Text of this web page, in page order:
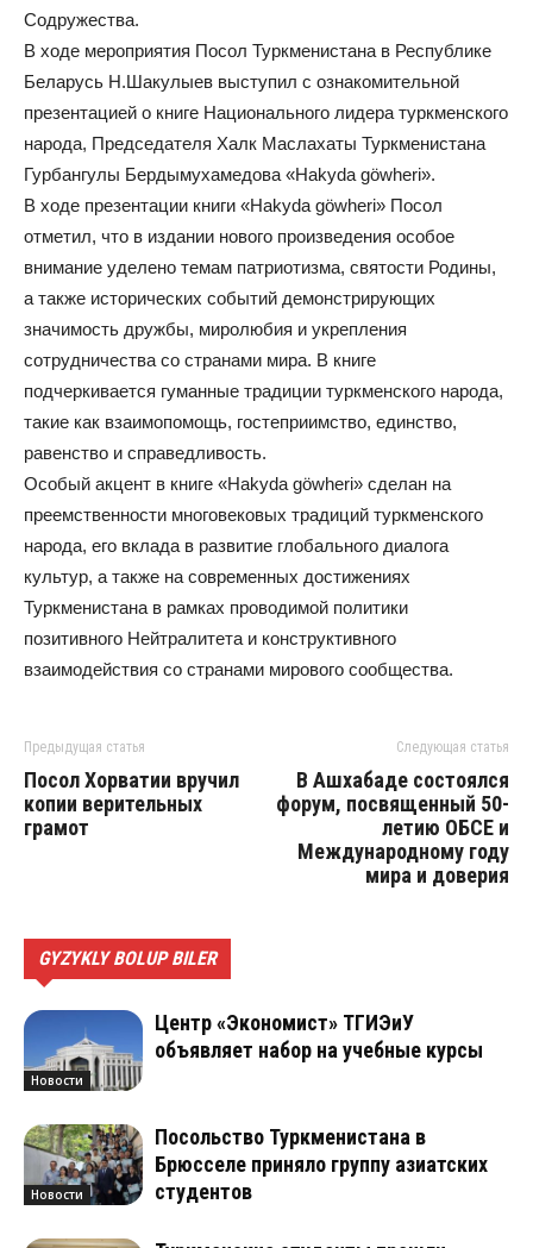
Содружества.
В ходе мероприятия Посол Туркменистана в Республике
Беларусь Н.Шакулыев выступил с ознакомительной
презентацией о книге Национального лидера туркменского
народа, Председателя Халк Маслахаты Туркменистана
Гурбангулы Бердымухамедова «Hakyda göwheri».
В ходе презентации книги «Hakyda göwheri» Посол
отметил, что в издании нового произведения особое
внимание уделено темам патриотизма, святости Родины,
а также исторических событий демонстрирующих
значимость дружбы, миролюбия и укрепления
сотрудничества со странами мира. В книге
подчеркивается гуманные традиции туркменского народа,
такие как взаимопомощь, гостеприимство, единство,
равенство и справедливость.
Особый акцент в книге «Hakyda göwheri» сделан на
преемственности многовековых традиций туркменского
народа, его вклада в развитие глобального диалога
культур, а также на современных достижениях
Туркменистана в рамках проводимой политики
позитивного Нейтралитета и конструктивного
взаимодействия со странами мирового сообщества.
Предыдущая статья
Посол Хорватии вручил
копии верительных
грамот
Следующая статья
В Ашхабаде состоялся
форум, посвященный 50-
летию ОБСЕ и
Международному году
мира и доверия
GYZYKLY BOLUP BILER
Новости
Центр «Экономист» ТГИЭиУ
объявляет набор на учебные курсы
Новости
Посольство Туркменистана в
Брюсселе приняло группу азиатских
студентов